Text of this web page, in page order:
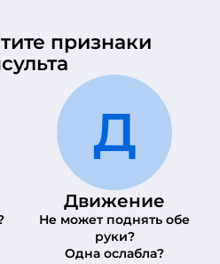
признаки
Д
Движение
Не может поднять обе
руки?
Одна ослабла?